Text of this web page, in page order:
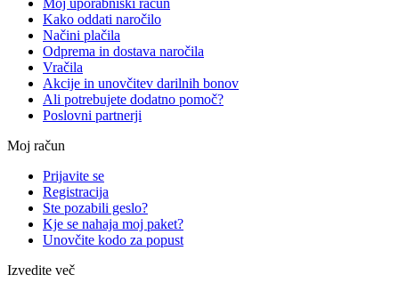
Moj uporabniški račun
Kako oddati naročilo
Načini plačila
Odprema in dostava naročila
Vračila
Akcije in unovčitev darilnih bonov
Ali potrebujete dodatno pomoč?
Poslovni partnerji
Moj račun
Prijavite se
Registracija
Ste pozabili geslo?
Kje se nahaja moj paket?
Unovčite kodo za popust
Izvedite več